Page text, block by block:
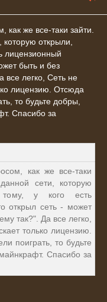
как же все-таки зайти.
открыли,
лицензионный
быть и без
все легко, Сеть не
лицензию. Отсюда
то будьте добры,
Спасибо за
как же все-таки
сети, которую
тому, у кого есть
открыл сеть - может
так?". Да все легко,
только лицензию.
поиграть, то будьте
Спасибо за